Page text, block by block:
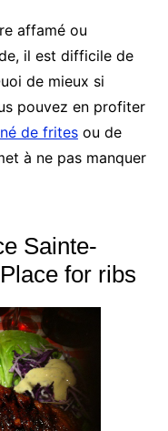
affamé ou
il est difficile de
de mieux si
pouvez en profiter
de fritesou de
à ne pas manquer
Sainte-
for ribs